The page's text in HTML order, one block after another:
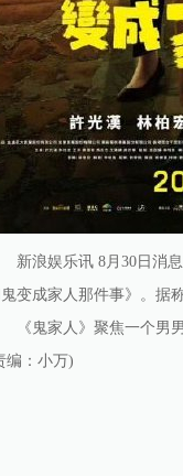
浪娱乐讯 8月30日消息
变成家人那件事》。据
鬼家人》聚焦一个男男“
编：小万)